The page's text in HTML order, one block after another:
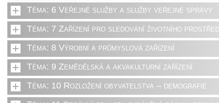
Téma: 6 Veřejné služby a služby veřejné správy
Téma: 7 Zařízení pro sledování životního
Téma: 8 Výrobní a průmyslová zařízení
Téma: 9 Zemědělská a akvakulturní zařízení
Téma: 10 Rozložení obyvatelstva – demografie